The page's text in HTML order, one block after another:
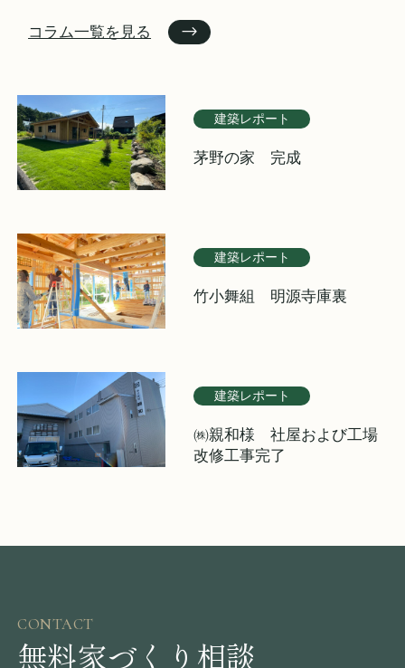
コラム一覧を見る
建築レポート
茅野の家 完成
建築レポート
竹小舞組 明源寺庫裏
建築レポート
㈱親和様 社屋および工場
改修工事完了
CONTACT
無料家づくり相談